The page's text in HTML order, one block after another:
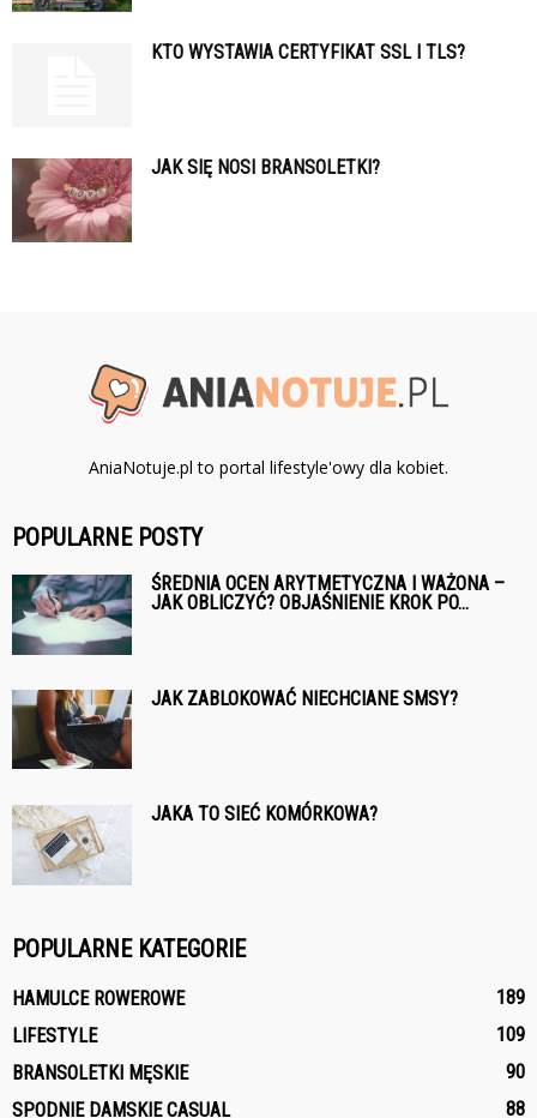
KTO WYSTAWIA CERTYFIKAT SSL I TLS?
JAK SIĘ NOSI BRANSOLETKI?
AniaNotuje.pl to portal lifestyle'owy dla kobiet.
POPULARNE POSTY
ŚREDNIA OCEN ARYTMETYCZNA I WAŻONA –
JAK OBLICZYĆ? OBJAŚNIENIE KROK PO...
JAK ZABLOKOWAĆ NIECHCIANE SMSY?
JAKA TO SIEĆ KOMÓRKOWA?
POPULARNE KATEGORIE
HAMULCE ROWEROWE
189
LIFESTYLE
109
BRANSOLETKI MĘSKIE
90
SPODNIE DAMSKIE CASUAL
88